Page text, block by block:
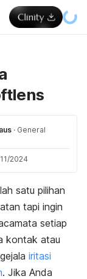
· General
2024
satu pilihan
tapi ingin
setiap
kontak atau
iritasi
. Jika Anda